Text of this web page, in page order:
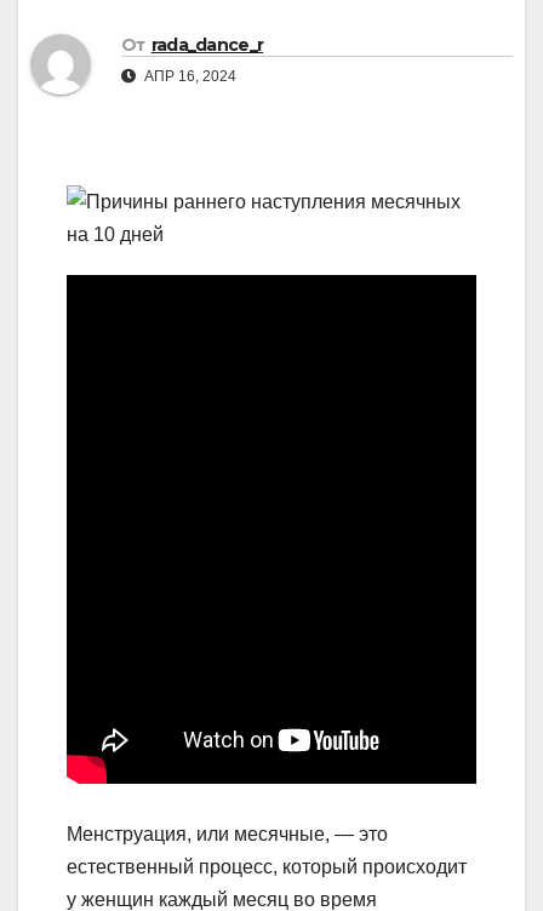
От rada_dance_r
АПР 16, 2024
Менструация, или месячные, — это
естественный процесс, который происходит
у женщин каждый месяц во время